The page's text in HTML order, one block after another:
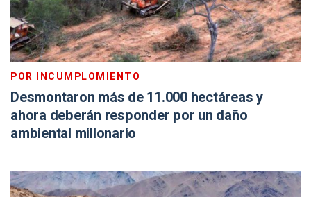
POR INCUMPLOMIENTO
Desmontaron más de 11.000 hectáreas y
ahora deberán responder por un daño
ambiental millonario